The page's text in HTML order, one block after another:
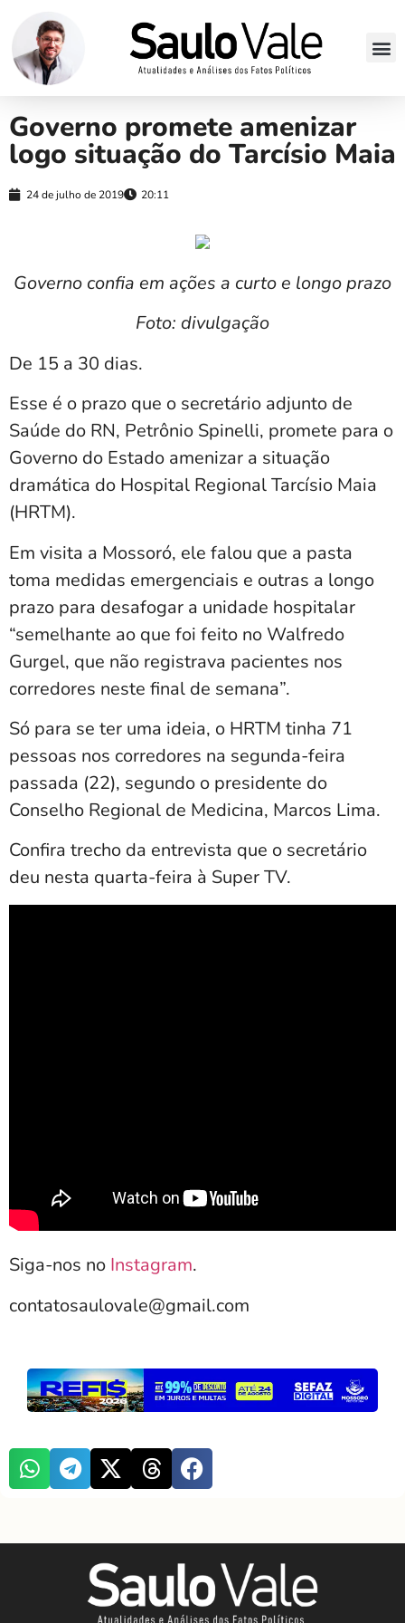
Governo promete amenizar
logo situação do Tarcísio Maia
24 de julho de 2019 20:11
Governo confia em ações a curto e longo prazo
Foto: divulgação
De 15 a 30 dias.
Esse é o prazo que o secretário adjunto de
Saúde do RN, Petrônio Spinelli, promete para o
Governo do Estado amenizar a situação
dramática do Hospital Regional Tarcísio Maia
(HRTM).
Em visita a Mossoró, ele falou que a pasta
toma medidas emergenciais e outras a longo
prazo para desafogar a unidade hospitalar
“semelhante ao que foi feito no Walfredo
Gurgel, que não registrava pacientes nos
corredores neste final de semana”.
Só para se ter uma ideia, o HRTM tinha 71
pessoas nos corredores na segunda-feira
passada (22), segundo o presidente do
Conselho Regional de Medicina, Marcos Lima.
Confira trecho da entrevista que o secretário
deu nesta quarta-feira à Super TV.
Siga-nos no Instagram.
contatosaulovale@gmail.com